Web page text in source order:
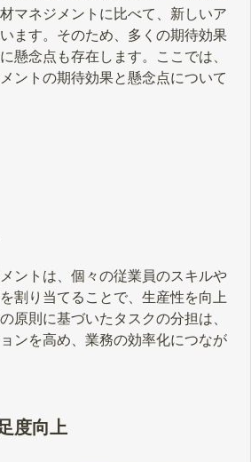
マネジメントに比べて、新しいア
ます。そのため、多くの期待効果
懸念点も存在します。ここでは、
ントの期待効果と懸念点について
ントは、個々の従業員のスキルや
割り当てることで、生産性を向上
原則に基づいたタスクの分担は、
ンを高め、業務の効率化につなが
度向上